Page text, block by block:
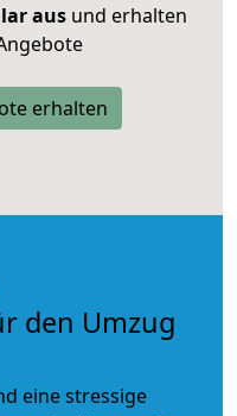
ausund erhalten
erhalten
den Umzug
eine stressige